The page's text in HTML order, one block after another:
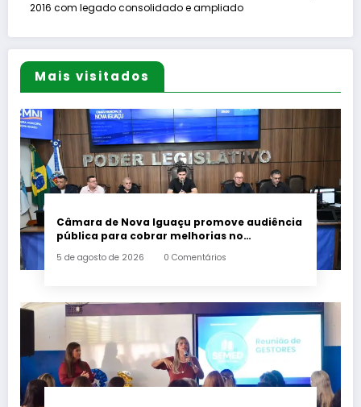
2016 com legado consolidado e ampliado
Mais visitados
Câmara de Nova Iguaçu promove audiência
pública para cobrar melhorias no
5 de agosto de 2026 0 Comentários